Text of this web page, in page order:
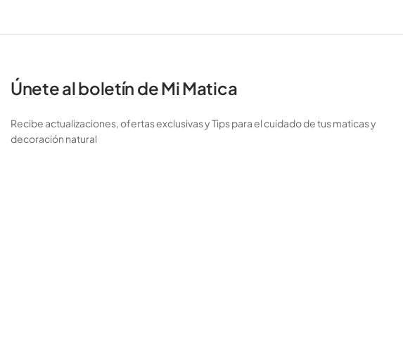
Únete al boletín de Mi Matica
Recibe actualizaciones, ofertas exclusivas y Tips para el cuidado de tus maticas y
decoración natural